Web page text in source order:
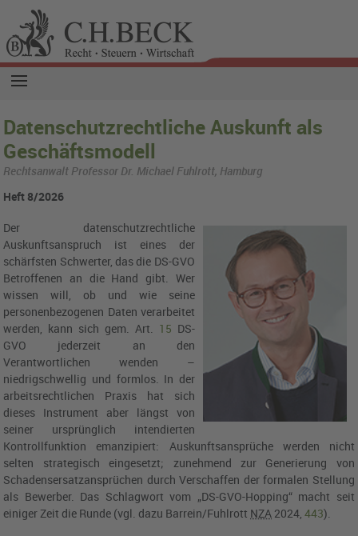
Datenschutzrechtliche Auskunft als
Geschäftsmodell
Rechtsanwalt Professor Dr. Michael Fuhlrott, Hamburg
Heft 8/2026
Der datenschutzrechtliche
Auskunftsanspruch ist eines der
schärfsten Schwerter, das die DS-GVO
Betroffenen an die Hand gibt. Wer
wissen will, ob und wie seine
personenbezogenen Daten verarbeitet
werden, kann sich gem. Art. 15 DS-
GVO jederzeit an den
Verantwortlichen wenden –
niedrigschwellig und formlos. In der
arbeitsrechtlichen Praxis hat sich
dieses Instrument aber längst von
seiner ursprünglich intendierten
Kontrollfunktion emanzipiert: Auskunftsansprüche werden nicht
selten strategisch eingesetzt; zunehmend zur Generierung von
Schadensersatzansprüchen durch Verschaffen der formalen Stellung
als Bewerber. Das Schlagwort vom „DS-GVO-Hopping“ macht seit
einiger Zeit die Runde (vgl. dazu Barrein/Fuhlrott NZA 2024,443).